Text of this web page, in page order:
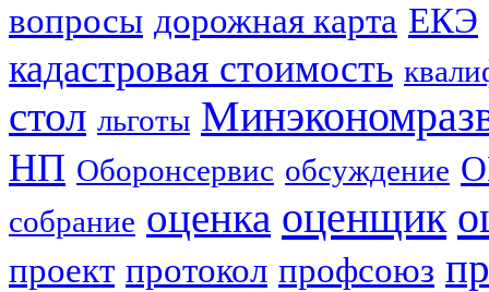
вопросы дорожная карта ЕКЭ
кадастровая стоимость
стол льготы
НП Оборонсервис обсуждение
собрание оценка оценщик
проект протокол профсоюз